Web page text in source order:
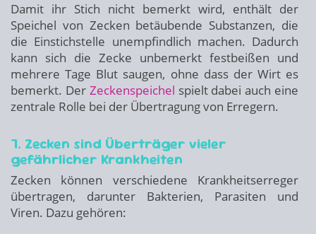
Damit ihr Stich nicht bemerkt wird, enthält der
Speichel von Zecken betäubende Substanzen, die
die Einstichstelle unempfindlich machen. Dadurch
kann sich die Zecke unbemerkt festbeißen und
mehrere Tage Blut saugen, ohne dass der Wirt es
bemerkt. Der Zeckenspeichel spielt dabei auch eine
zentrale Rolle bei der Übertragung von Erregern.
7. Zecken sind Überträger vieler
gefährlicher Krankheiten
Zecken können verschiedene Krankheitserreger
übertragen, darunter Bakterien, Parasiten und
Viren. Dazu gehören: